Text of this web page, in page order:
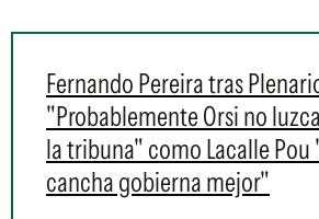
Fernando Pereira tras
"Probablemente Orsi no
la tribuna" como Lacalle Pou
cancha gobierna mejor"